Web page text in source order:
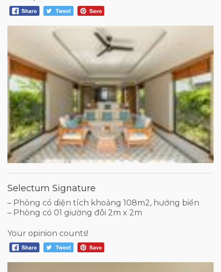
Selectum Signature
– Phòng có diện tích khoảng 108m2, hướng biển
– Phòng có 01 giường đôi 2m x 2m
Your opinion counts!